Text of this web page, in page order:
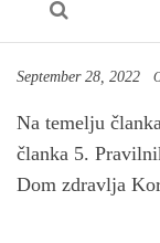
September 28, 2022
Na temelju
članka 5.
Dom zdravlja